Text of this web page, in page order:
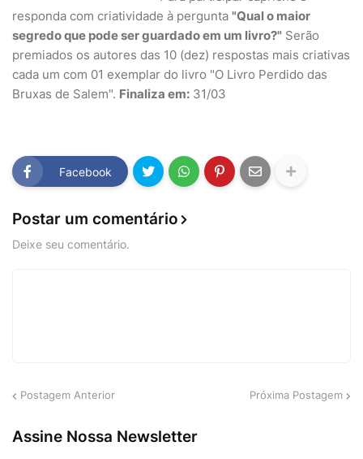
responda com criatividade à pergunta "Qual o maior
segredo que pode ser guardado em um livro?" Serão
premiados os autores das 10 (dez) respostas mais criativas
cada um com 01 exemplar do livro "O Livro Perdido das
Bruxas de Salem". Finaliza em: 31/03
Facebook
Postar um comentário
Deixe seu comentário.
Postagem Anterior Próxima Postagem
Assine Nossa Newsletter